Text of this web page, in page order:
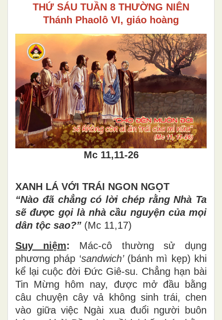
THỨ SÁU TUẦN 8 THƯỜNG NIÊN
Thánh Phaolô VI, giáo hoàng
Mc 11,11-26
XANH LÁ VỚI TRÁI NGON NGỌT
“Nào đã chẳng có lời chép rằng Nhà Ta
sẽ được gọi lànhà cầu nguyện của mọi
dân tộc sao?” (Mc 11,17)
Suy niệm: Mác-cô thường sử dụng
phương pháp ‘sandwich’(bánh mì kẹp) khi
kể lại cuộcđời Đức Giê-su. Chẳng hạn bài
Tin Mừng hôm nay, được mở đầu bằng
câu chuyện cây vả không sinh trái, chen
vào giữa việc Ngài xua đuổi người buôn